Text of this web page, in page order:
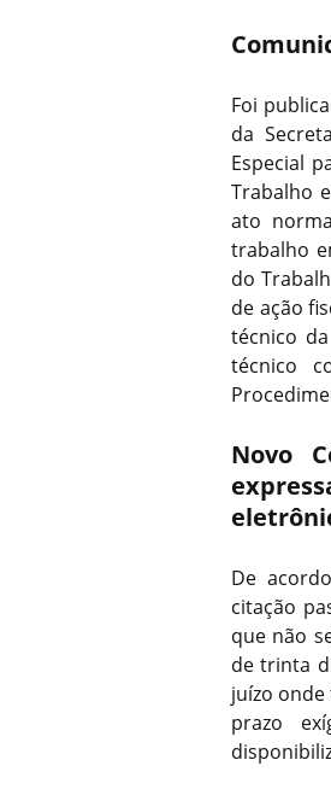
Foi
da
Especial
Trabalho
ato
trabalho
do
de ação
técnico
técnico
Novo
De
citação
que não
de trinta
juízo onde
prazo